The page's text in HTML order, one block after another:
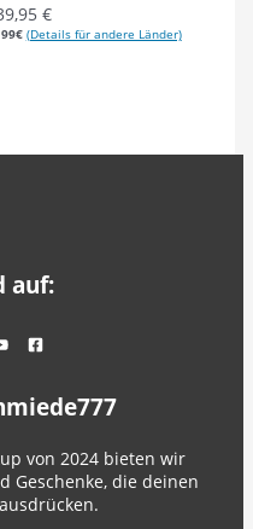
€
(Details für andere Länder)
auf:
von 2024 bieten wir
Geschenke, die deinen